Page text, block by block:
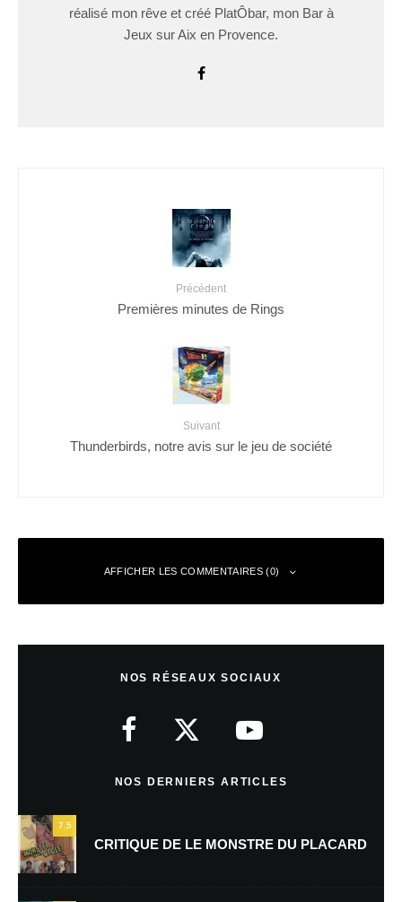
réalisé mon rêve et créé PlatÔbar, mon Bar à
Jeux sur Aix en Provence.
Précédent
Premières minutes de Rings
Suivant
Thunderbirds, notre avis sur le jeu de société
AFFICHER LES COMMENTAIRES (0)
NOS RÉSEAUX SOCIAUX
NOS DERNIERS ARTICLES
7.5
CRITIQUE DE LE MONSTRE DU PLACARD